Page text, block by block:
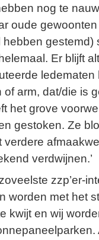
nog te
oude
gestemd)
Er blijft
arm, dat/die is
het grove
gestoken. Ze
verdwijnen.’
zzp’er-
worden met het
kwijt en wij